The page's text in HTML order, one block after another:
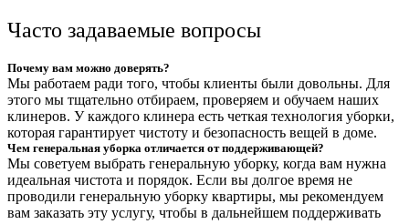
Часто задаваемые вопросы
Почему вам можно доверять?
Мы работаем ради того, чтобы клиенты были довольны. Для
этого мы тщательно отбираем, проверяем и обучаем наших
клинеров. У каждого клинера есть четкая технология уборки,
которая гарантирует чистоту и безопасность вещей в доме.
Чем генеральная уборка отличается от поддерживающей?
Мы советуем выбрать генеральную уборку, когда вам нужна
идеальная чистота и порядок. Если вы долгое время не
проводили генеральную уборку квартиры, мы рекомендуем
вам заказать эту услугу, чтобы в дальнейшем поддерживать